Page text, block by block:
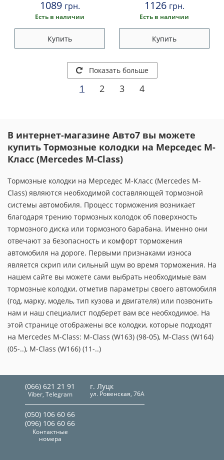
1089 грн.
Есть в наличии
Купить
1126 грн.
Есть в наличии
Купить
Показать больше
1 2 3 4
В интернет-магазине Авто7 вы можете
купить Тормозные колодки на Мерседес M-
Класс (Mercedes M-Class)
Тормозные колодки на Мерседес M-Класс (Mercedes M-
Class) являются необходимой составляющей тормозной
системы автомобиля. Процесс торможения возникает
благодаря трению тормозных колодок об поверхность
тормозного диска или тормозного барабана. Именно они
отвечают за безопасность и комфорт торможения
автомобиля на дороге. Первыми признаками износа
является скрип или сильный шум во время торможения. На
нашем сайте вы можете сами выбрать необходимые вам
тормозные колодки, отметив параметры своего автомобиля
(год, марку, модель, тип кузова и двигателя) или позвонить
нам и наш специалист подберет вам все необходимое. На
этой странице отображены все колодки, которые подходят
на Mercedes M-Class: M-Class (W163) (98-05), M-Class (W164)
(05-..), M-Class (W166) (11-..)
(066) 621 21 91
Viber, Telegram
г. Луцк
ул. Ровенская, 76А
(050) 106 60 66
(096) 106 60 66
Контактные
номера